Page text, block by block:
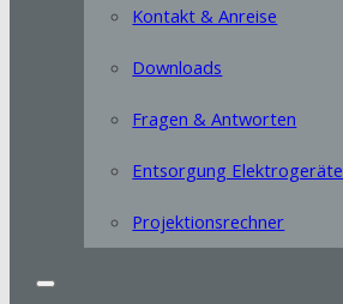
Kontakt & Anreise
Downloads
Fragen & Antworten
Entsorgung Elektrogeräte
Projektionsrechner